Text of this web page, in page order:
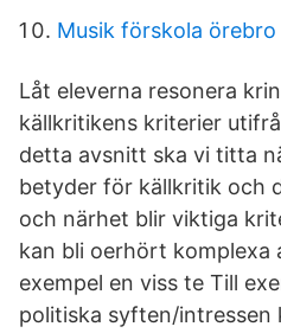
Musik förskola örebro
Låt eleverna resonera
källkritikens kriterier
detta avsnitt ska vi titta
betyder för källkritik och
och närhet blir viktiga
kan bli oerhört komplexa
exempel en viss te Till
politiska syften/intressen